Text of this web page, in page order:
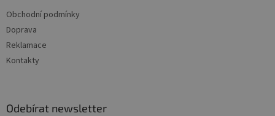
Obchodní podmínky
Doprava
Reklamace
Kontakty
Odebírat newsletter